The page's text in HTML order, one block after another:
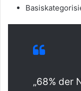
„68% der